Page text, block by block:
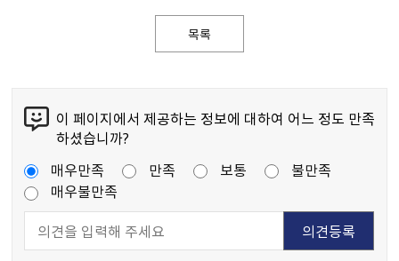
목록
이 페이지에서 제공하는 정보에 대하여 어느 정도 만족
하셨습니까?
매우만족
만족 보통
불만족
매우불만족